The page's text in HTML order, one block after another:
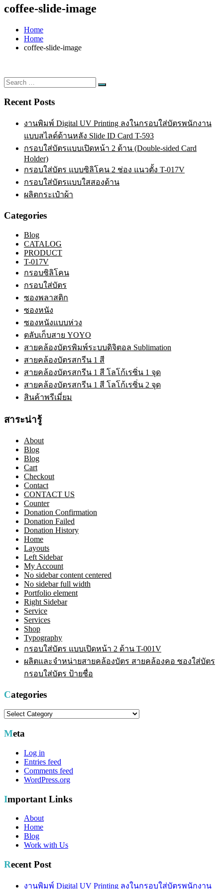
coffee-slide-image
Home
Home
coffee-slide-image
Search
for:
Search
Recent Posts
งานพิมพ์ Digital UV Printing ลงในกรอบใส่บัตรพนักงาน
แบบสไลด์ด้านหลัง Slide ID Card T-593
กรอบใส่บัตรแบบเปิดหน้า 2 ด้าน (Double-sided Card
Holder)
กรอบใส่บัตร แบบซิลิโคน 2 ช่อง แนวตั้ง T-017V
กรอบใส่บัตรแบบใสสองด้าน
ผลิตกระเป๋าผ้า
Categories
Blog
CATALOG
PRODUCT
T-017V
กรอบซิลิโคน
กรอบใส่บัตร
ซองพลาสติก
ซองหนัง
ซองหนังแบบห่วง
ตลับเก็บสาย YOYO
สายคล้องบัตรพิมพ์ระบบดิจิตอล Sublimation
สายคล้องบัตรสกรีน 1 สี
สายคล้องบัตรสกรีน 1 สี โลโก้เรซิ่น 1 จุด
สายคล้องบัตรสกรีน 1 สี โลโก้เรซิ่น 2 จุด
สินค้าพรีเมี่ยม
สาระน่ารู้
About
Blog
Blog
Cart
Checkout
Contact
CONTACT US
Counter
Donation Confirmation
Donation Failed
Donation History
Home
Layouts
Left Sidebar
My Account
No sidebar content centered
No sidebar full width
Portfolio element
Right Sidebar
Service
Services
Shop
Typography
กรอบใส่บัตร แบบเปิดหน้า 2 ด้าน T-001V
ผลิตและจำหน่ายสายคล้องบัตร สายคล้องคอ ซองใส่บัตร
กรอบใส่บัตร ป้ายชื่อ
Categories
Categories
Meta
Log in
Entries feed
Comments feed
WordPress.org
Important Links
About
Home
Blog
Work with Us
Recent Post
งานพิมพ์ Digital UV Printing ลงในกรอบใส่บัตรพนักงาน